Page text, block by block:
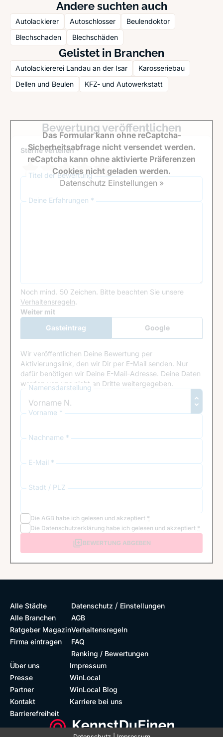
Andere suchten auch
Autolackierer Autoschlosser
Beulendoktor
Blechschaden
Blechschäden
Gelistet in Branchen
Autolackiererei Landau an der Isar
Karosseriebau
Dellen und Beulen
KFZ- und Autowerkstatt
Bewertung veröffentlichen
Sterne verteilen *
Titel der Bewertung
Deine Erfahrungen *
Noch mind. 50 Zeichen. Bitte beachten Sie unsere
Verhaltensregeln.
Google Recaptcha
Weiter mit
Gasteintrag
Google
Anmeldung
Wir veröffentlichen Deine Bewertung per
Aktivierungslink, den wir Dir per E-Mail senden. Nur
dafür benötigen wir Deine E-Mail-Adresse. Deine Daten
werden von uns nicht an Dritte weitergegeben.
Namensdarstellung
Vorname *
Nachname *
E-Mail *
Stadt / PLZ
Die AGB habe ich gelesen und akzeptiert *
Die Datenschutzerklärung habe ich gelesen und akzeptiert *
BEWERTUNG ABGEBEN
Das Formular kann ohne reCaptcha-
Sicherheitsabfrage nicht versendet werden.
reCaptcha kann ohne aktivierte Präferenzen
Cookies nicht geladen werden.
Datenschutz Einstellungen »
Alle Städte
Alle Branchen
Ratgeber Magazin
Firma eintragen
Datenschutz / Einstellungen
AGB
Verhaltensregeln
FAQ
Ranking / Bewertungen
Über uns
Presse
Partner
Kontakt
Barrierefreiheit
Impressum
WinLocal
WinLocal Blog
Karriere bei uns